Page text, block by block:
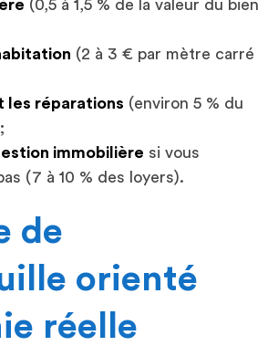
(0,5 à 1,5 % de la valeur du bien
(2 à 3 € par mètre carré
les réparations (environ 5 % du
immobilière si vous
(7 à 10 % des loyers).
de
orienté
réelle